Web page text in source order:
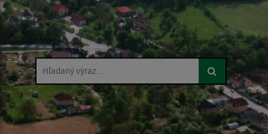
Hľadaný výraz...